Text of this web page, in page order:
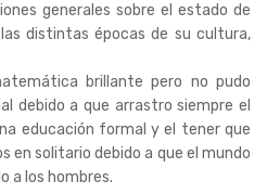
generales sobre el estado de
distintas épocas de su cultura,
brillante pero no pudo
debido a que arrastro siempre el
educación formal y el tener que
en solitario debido a que el mundo
a los hombres.